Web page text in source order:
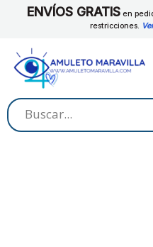
ENVÍOS GRATIS en
restricciones.